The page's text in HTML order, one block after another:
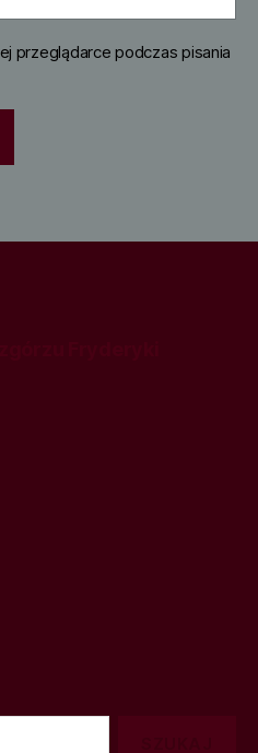
przeglądarce podczas pisania